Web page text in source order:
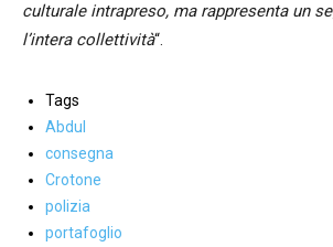
culturale intrapreso, ma rappresenta un
l’intera collettività“.
Tags
Abdul
consegna
Crotone
polizia
portafoglio